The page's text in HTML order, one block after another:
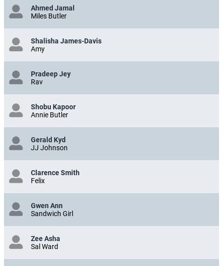
Ahmed Jamal
Miles Butler
Shalisha James-Davis
Amy
Pradeep Jey
Rav
Shobu Kapoor
Annie Butler
Gerald Kyd
JJ Johnson
Clarence Smith
Felix
Gwen Ann
Sandwich Girl
Zee Asha
Sal Ward